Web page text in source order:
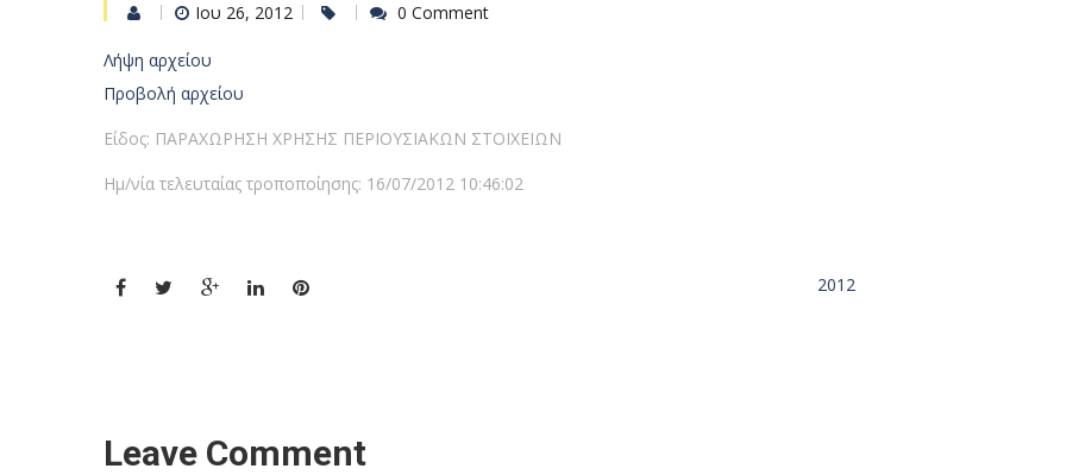
Ιου 26, 2012 0 Comment
Λήψη αρχείου
Προβολή αρχείου
Είδος: ΠΑΡΑΧΩΡΗΣΗ ΧΡΗΣΗΣ ΠΕΡΙΟΥΣΙΑΚΩΝ ΣΤΟΙΧΕΙΩΝ
Ημ/νία τελευταίας τροποποίησης: 16/07/2012 10:46:02
2012
Leave Comment